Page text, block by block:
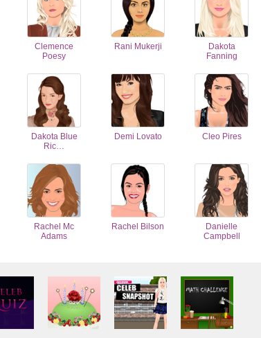
Clemence
Poesy
Rani Mukerji
Dakota
Fanning
Dakota Blue
Ric…
Demi Lovato Cleo Pires
Rachel Mc
Adams
Rachel Bilson
Danielle
Campbell